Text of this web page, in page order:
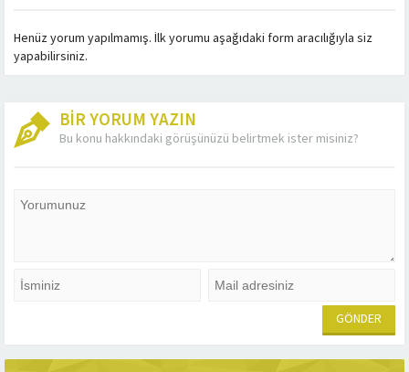
Henüz yorum yapılmamış. İlk yorumu aşağıdaki form aracılığıyla siz
yapabilirsiniz.
BİR YORUM YAZIN
Bu konu hakkındaki görüşünüzü belirtmek ister misiniz?